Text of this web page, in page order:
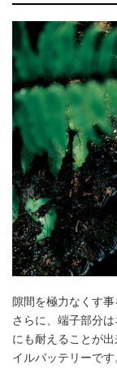
隙間を極力なくす事
さらに、端子部分
にも耐えることが
イルバッテリーです